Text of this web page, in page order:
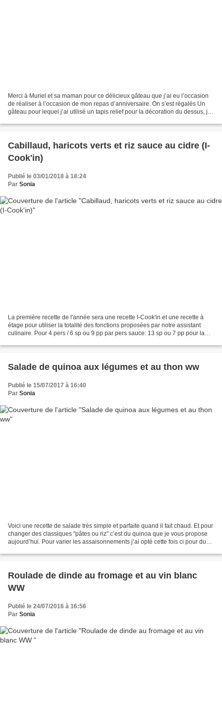
Merci à Muriel et sa maman pour ce délicieux gâteau que j’ai eu l’occasion
de réaliser à l’occasion de mon repas d’anniversaire. On s’est régalés Un
gâteau pour lequel j’ai utilisé un tapis relief pour la décoration du dessus, je
Cabillaud, haricots verts et riz sauce au cidre (I-
Cook'in)
Publié le 03/01/2018 à 18:24
Par Sonia
La première recette de l'année sera une recette I-Cook'in et une recette à
étage pour utiliser la totalité des fonctions proposées par notre assistant
culinaire. Pour 4 pers / 6 sp ou 9 pp par pers sauce: 13 sp ou 7 pp pour la
Salade de quinoa aux légumes et au thon ww
Publié le 15/07/2017 à 16:40
Par Sonia
Voici une recette de salade très simple et parfaite quand il fait chaud. Et pour
changer des classiques "pâtes ou riz" c’est du quinoa que je vous propose
aujourd’hui. Pour varier les assaisonnements j’ai opté cette fois ci pour du
Roulade de dinde au fromage et au vin blanc
WW
Publié le 24/07/2016 à 16:56
Par Sonia